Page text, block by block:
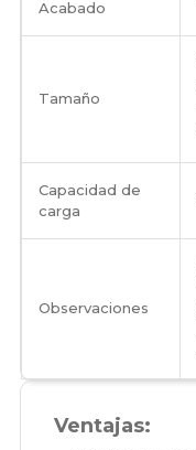
Acabado
Tamaño
Capacidad de
carga
Observaciones
Ventajas: